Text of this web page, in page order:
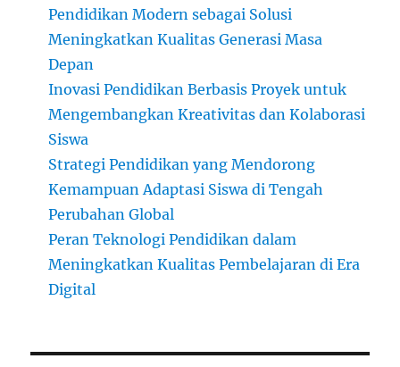
Pendidikan Modern sebagai Solusi
Meningkatkan Kualitas Generasi Masa
Depan
Inovasi Pendidikan Berbasis Proyek untuk
Mengembangkan Kreativitas dan Kolaborasi
Siswa
Strategi Pendidikan yang Mendorong
Kemampuan Adaptasi Siswa di Tengah
Perubahan Global
Peran Teknologi Pendidikan dalam
Meningkatkan Kualitas Pembelajaran di Era
Digital